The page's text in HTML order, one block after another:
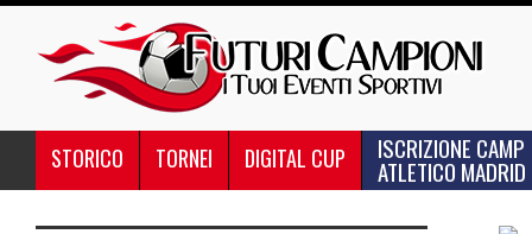
STORICO TORNEI DIGITAL CUP ISCRIZIONE CAMP
ATLETICO MADRID